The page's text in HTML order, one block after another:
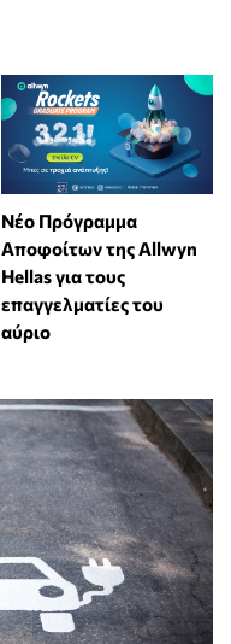
Νέο Πρόγραμμα
Αποφοίτων της Allwyn
Hellas για τους
επαγγελματίες του
αύριο